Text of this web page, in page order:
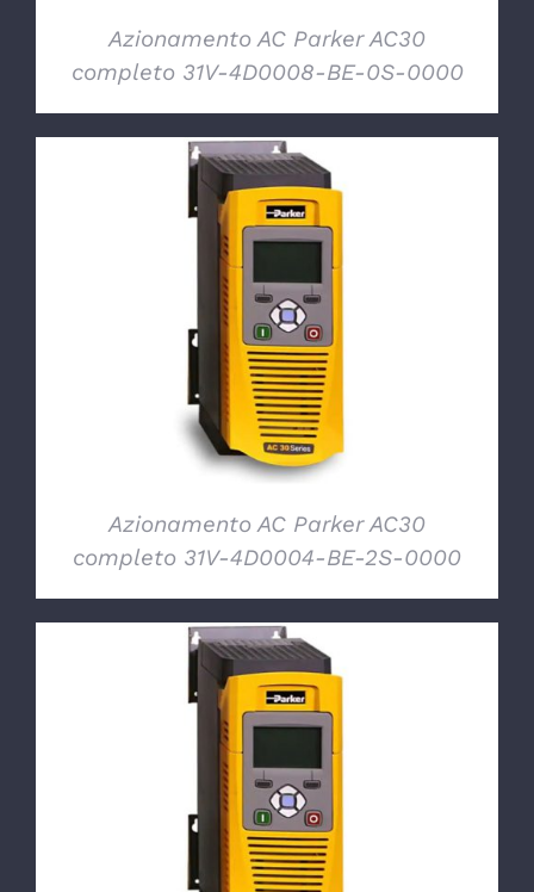
Azionamento AC Parker AC30
completo 31V-4D0008-BE-0S-0000
DETTAGLI
Azionamento AC Parker AC30
completo 31V-4D0004-BE-2S-0000
DETTAGLI